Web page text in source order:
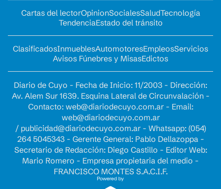
Cartas del lectorOpinionSocialesSaludTecnología
TendenciaEstado del tránsito
ClasificadosInmueblesAutomotoresEmpleosServicios
Avisos Fúnebres y MisasEdictos
Diario de Cuyo - Fecha de Inicio: 11/2003 - Dirección:
Av. Alem Sur 1639. Esquina Lateral de Circunvalación -
Contacto: web@diariodecuyo.com.ar- Email:
web@diariodecuyo.com.ar
/ publicidad@diariodecuyo.com.ar- Whatsapp: (054)
264 5045343 - Gerente General: Pablo Dellazoppa -
Secretario de Redacción: Diego Castillo - Editor Web:
Mario Romero - Empresa propietaria del medio -
FRANCISCO MONTES S.A.C.I.F.